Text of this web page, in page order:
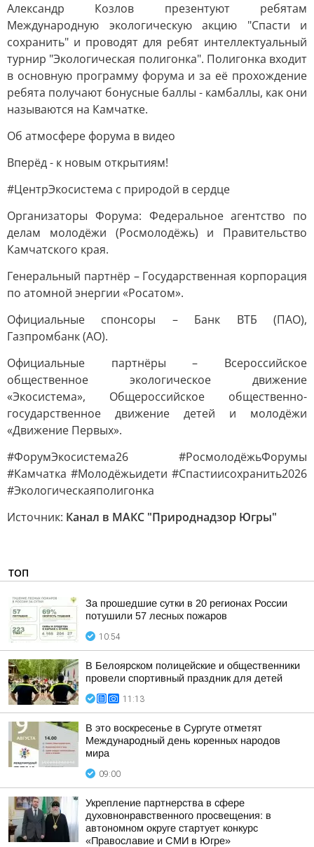
Александр Козлов презентуют ребятам
Международную экологическую акцию "Спасти и
сохранить" и проводят для ребят интеллектуальный
турнир "Экологическая полигонка". Полигонка входит
в основную программу форума и за её прохождение
ребята получают бонусные баллы - камбаллы, как они
называются на Камчатке.
Об атмосфере форума в видео
Вперёд - к новым открытиям!
#ЦентрЭкосистема с природой в сердце
Организаторы Форума: Федеральное агентство по
делам молодёжи (Росмолодёжь) и Правительство
Камчатского края.
Генеральный партнёр – Государственная корпорация
по атомной энергии «Росатом».
Официальные спонсоры – Банк ВТБ (ПАО),
Газпромбанк (АО).
Официальные партнёры – Всероссийское
общественное экологическое движение
«Экосистема», Общероссийское общественно-
государственное движение детей и молодёжи
«Движение Первых».
#ФорумЭкосистема26 #РосмолодёжьФорумы
#Камчатка #Молодёжьидети #Спастиисохранить2026
#Экологическаяполигонка
Источник: Канал в МАКС "Природнадзор Югры"
ТОП
За прошедшие сутки в 20 регионах России
потушили 57 лесных пожаров
10:54
В Белоярском полицейские и общественники
провели спортивный праздник для детей
11:13
В это воскресенье в Сургуте отметят
Международный день коренных народов
мира
09:00
Укрепление партнерства в сфере
духовнонравственного просвещения: в
автономном округе стартует конкурс
«Православие и СМИ в Югре»